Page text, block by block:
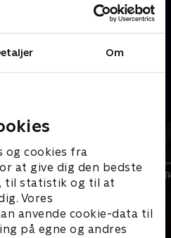
Om
og cookies fra
at give dig den bedste
til statistik og til at
Vores
anvende cookie-data til
på egne og andres
bror Loki fra at afsætte Odin.
tilkøb